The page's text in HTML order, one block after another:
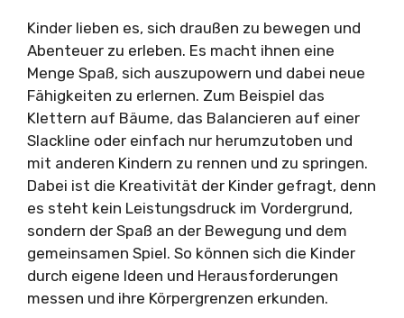
Kinder lieben es, sich draußen zu bewegen und
Abenteuer zu erleben. Es macht ihnen eine
Menge Spaß, sich auszupowern und dabei neue
Fähigkeiten zu erlernen. Zum Beispiel das
Klettern auf Bäume, das Balancieren auf einer
Slackline oder einfach nur herumzutoben und
mit anderen Kindern zu rennen und zu springen.
Dabei ist die Kreativität der Kinder gefragt, denn
es steht kein Leistungsdruck im Vordergrund,
sondern der Spaß an der Bewegung und dem
gemeinsamen Spiel. So können sich die Kinder
durch eigene Ideen und Herausforderungen
messen und ihre Körpergrenzen erkunden.